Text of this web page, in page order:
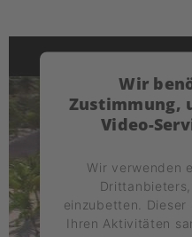
Wir
Zustimmung,
Video-
Wir verwenden
einzubetten. Dieser
Ihren Aktivitäten